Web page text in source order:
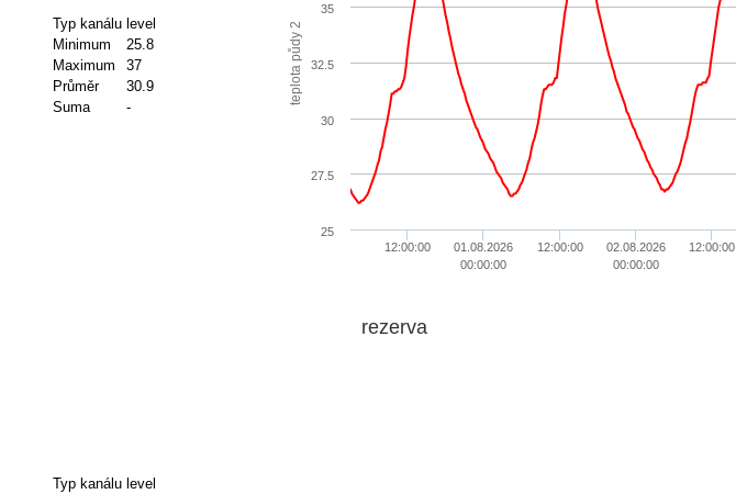
Typ kanálu level
Minimum
25.8
Maximum
37
Průměr
30.9
Suma
-
teplota půdy 2
12:00:00
01.08.2026
00:00:00
12:00:00
02.08.2026
00:00:00
12:00:00
25
27.5
30
32.5
35
Typ kanálu level
rezerva